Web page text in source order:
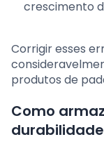
crescimento
Corrigir esses
produtos de
Como
durabilidade